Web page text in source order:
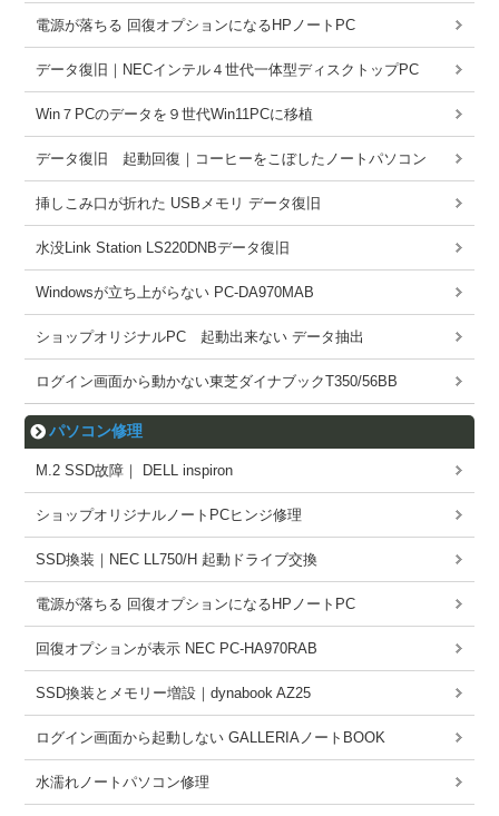
電源が落ちる 回復オプションになるHPノートPC
データ復旧｜NECインテル４世代一体型ディスクトップPC
Win７PCのデータを９世代Win11PCに移植
データ復旧 起動回復｜コーヒーをこぼしたノートパソコン
挿しこみ口が折れた USBメモリ データ復旧
水没Link Station LS220DNBデータ復旧
Windowsが立ち上がらない PC-DA970MAB
ショップオリジナルPC 起動出来ない データ抽出
ログイン画面から動かない東芝ダイナブックT350/56BB
パソコン修理
M.2 SSD故障｜ DELL inspiron
ショップオリジナルノートPCヒンジ修理
SSD換装｜NEC LL750/H 起動ドライブ交換
電源が落ちる 回復オプションになるHPノートPC
回復オプションが表示 NEC PC-HA970RAB
SSD換装とメモリー増設｜dynabook AZ25
ログイン画面から起動しない GALLERIAノートBOOK
水濡れノートパソコン修理